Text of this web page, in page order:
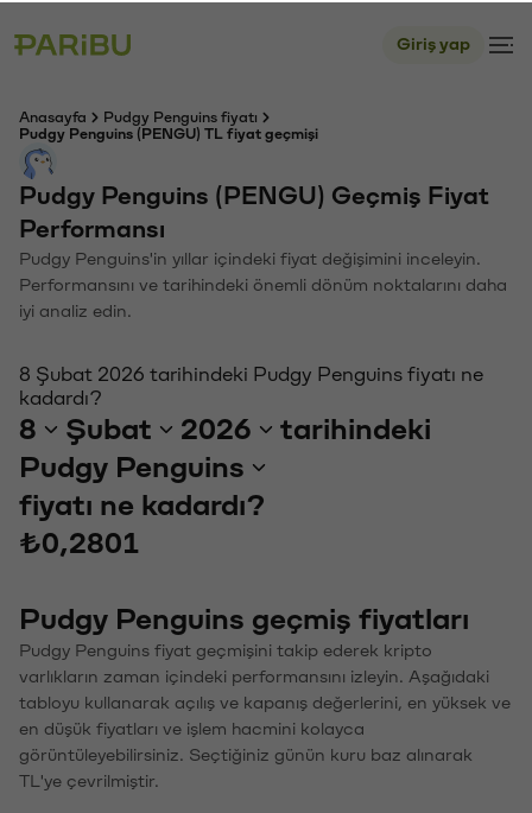
Giriş yap
Anasayfa
Pudgy Penguins fiyatı
Pudgy Penguins (PENGU) TL fiyat geçmişi
Pudgy Penguins (PENGU) Geçmiş Fiyat
Performansı
Pudgy Penguins'in yıllar içindeki fiyat değişimini inceleyin.
Performansını ve tarihindeki önemli dönüm noktalarını daha
iyi analiz edin.
8 Şubat 2026 tarihindeki Pudgy Penguins fiyatı ne
kadardı?
8 Şubat 2026
tarihindeki
Pudgy Penguins
fiyatı ne kadardı?
₺0,2801
Pudgy Penguins geçmiş fiyatları
Pudgy Penguins fiyat geçmişini takip ederek kripto
varlıkların zaman içindeki performansını izleyin. Aşağıdaki
tabloyu kullanarak açılış ve kapanış değerlerini, en yüksek ve
en düşük fiyatları ve işlem hacmini kolayca
görüntüleyebilirsiniz. Seçtiğiniz günün kuru baz alınarak
TL'ye çevrilmiştir.